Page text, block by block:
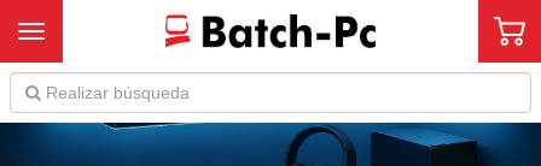
Toggle navigation